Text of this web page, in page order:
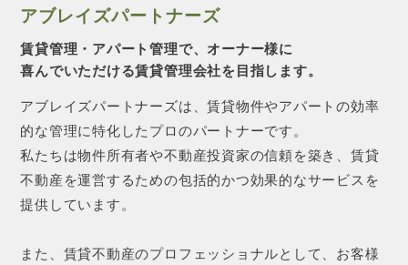
アブレイズパートナーズ
賃貸管理・アパート管理で、オーナー様に
喜んでいただける賃貸管理会社を目指します。
アブレイズパートナーズは、賃貸物件やアパートの効率
的な管理に特化したプロのパートナーです。
私たちは物件所有者や不動産投資家の信頼を築き、賃貸
不動産を運営するための包括的かつ効果的なサービスを
提供しています。
また、賃貸不動産のプロフェッショナルとして、お客様